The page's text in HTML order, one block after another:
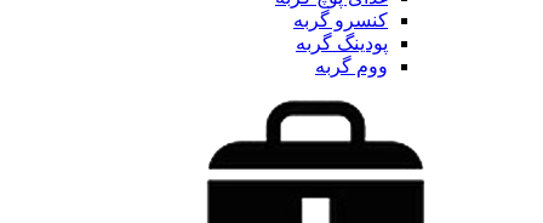
کنسرو گربه
پودینگ گربه
ووم گربه